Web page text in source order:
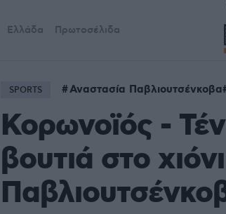
Ελλάδα Πρωτοσέλιδα
SPORTS Αναστασία Παβλιουτσένκοβα
Κορωνοϊός -
βουτιά στο